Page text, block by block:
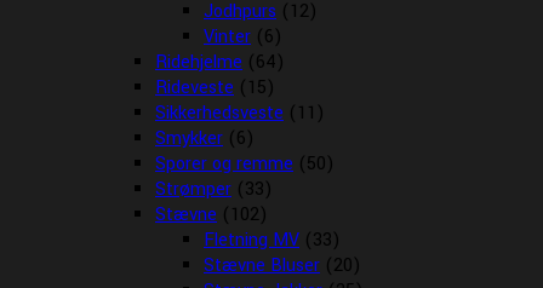
Jodhpurs (12)
Vinter (6)
Ridehjelme (64)
Rideveste (15)
Sikkerhedsveste (11)
Smykker (6)
Sporer og remme (50)
Strømper (33)
Stævne (102)
Fletning MV (33)
Stævne Bluser (20)